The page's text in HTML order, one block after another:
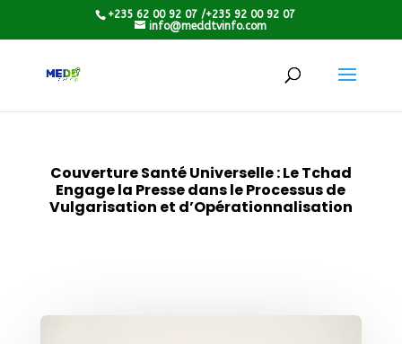
+235 62 00 92 07 /+235 92 00 92 07
info@meddtvinfo.com
Couverture Santé Universelle : Le Tchad
Engage la Presse dans le Processus de
Vulgarisation et d’Opérationnalisation